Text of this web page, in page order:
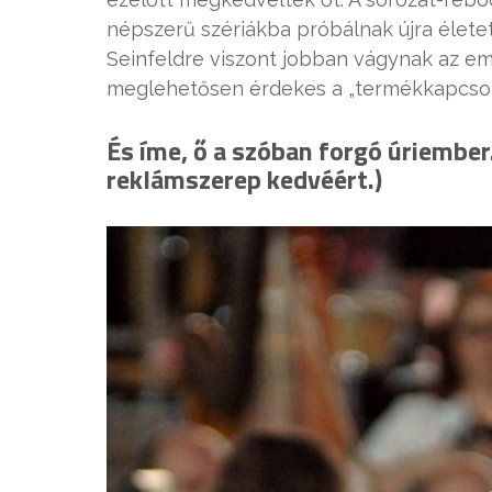
népszerű szériákba próbálnak újra
Seinfeldre viszont jobban vágynak az
meglehetősen érdekes a
És íme, ő a szóban forgó
reklámszerep kedvéért.)